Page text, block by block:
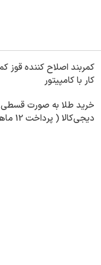
کمربند اصلاح کننده قوز
کار با کامپیتور
خرید طلا به صورت قسطی
دیجی‌کالا ( پرداخت 12 ماهه )